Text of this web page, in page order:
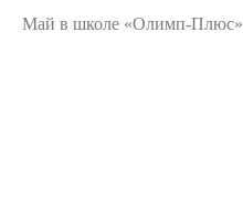
Май в школе «Олимп-Плюс»